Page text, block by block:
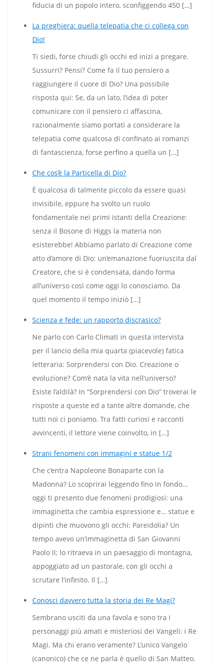
fiducia di un popolo intero, sconfiggendo 450 […]
La preghiera: quella telepatia che ci collega con
Dio!
Ti siedi, forse chiudi gli occhi ed inizi a pregare.
Sussurri? Pensi? Come fa il tuo pensiero a
raggiungere il cuore di Dio? Una possibile
risposta qui: Se, da un lato, l’idea di poter
comunicare con il pensiero ci affascina,
razionalmente siamo portati a considerare la
telepatia come qualcosa di confinato ai romanzi
di fantascienza, forse perfino a quella un […]
Che cos’è la Particella di Dio?
È qualcosa di talmente piccolo da essere quasi
invisibile, eppure ha svolto un ruolo
fondamentale nei primi istanti della Creazione:
senza il Bosone di Higgs la materia non
esisterebbe! Abbiamo parlato di Creazione come
atto d’amore di Dio: un’emanazione fuoriuscita dal
Creatore, che si è condensata, dando forma
all’universo così come oggi lo conosciamo. Da
quel momento il tempo iniziò […]
Scienza e fede: un rapporto discrasico?
Ne parlo con Carlo Climati in questa intervista
per il lancio della mia quarta (piacevole) fatica
letteraria: Sorprendersi con Dio. Creazione o
evoluzione? Com’è nata la vita nell’universo?
Esiste l’aldilà? In “Sorprendersi con Dio” troverai le
risposte a queste ed a tante altre domande, che
tutti noi ci poniamo. Tra fatti curiosi e racconti
avvincenti, il lettore viene coinvolto, in […]
Strani fenomeni con immagini e statue 1/2
Che c’entra Napoleone Bonaparte con la
Madonna? Lo scoprirai leggendo fino in fondo…
oggi ti presento due fenomeni prodigiosi: una
immaginetta che cambia espressione e… statue e
dipinti che muovono gli occhi: Pareidolia? Un
tempo avevo un’immaginetta di San Giovanni
Paolo II; lo ritraeva in un paesaggio di montagna,
appoggiato ad un pastorale, con gli occhi a
scrutare l’infinito. Il […]
Conosci davvero tutta la storia dei Re Magi?
Sembrano usciti da una favola e sono tra i
personaggi più amati e misteriosi dei Vangeli: i Re
Magi. Ma chi erano veramente? L’unico Vangelo
(canonico) che ce ne parla è quello di San Matteo.